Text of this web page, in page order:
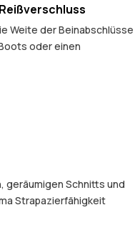
Weite der Beinabschlüsse
oder einen
geräumigen Schnitts und
Strapazierfähigkeit